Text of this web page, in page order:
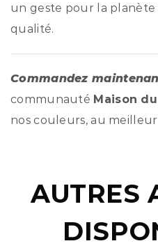
un geste pour la
qualité.
Commandez
communauté Maison
nos couleurs, au
AUTRES